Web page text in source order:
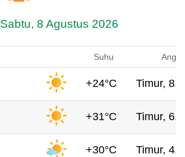
Sabtu, 8 Agustus 2026
Suhu Angin
+24°C Timur,
+31°C Timur,
+30°C Timur,